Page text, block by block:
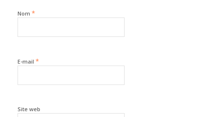
Nom *
E-mail *
Site web